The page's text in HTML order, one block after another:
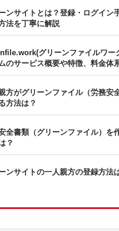
ンサイトとは？登録・ログイン
法を丁寧に解説
グリーンファイルワー
のサービス概要や特徴、料金体
方がグリーンファイル（労務安
方法は？
全書類（グリーンファイル）を
？
ンサイトの一人親方の登録方法